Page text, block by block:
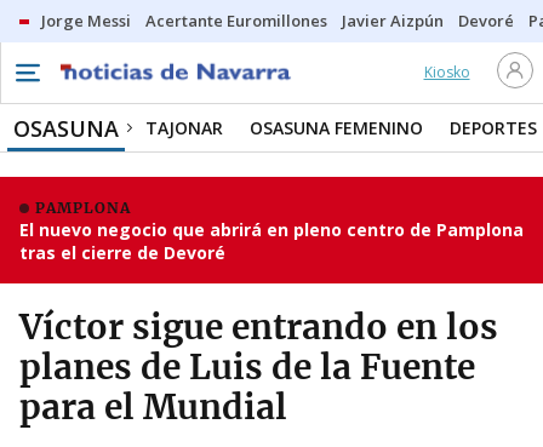
Jorge Messi Acertante Euromillones Javier Aizpún Devoré
Kiosko
OSASUNA TAJONAR OSASUNA FEMENINO DEPORTES
PAMPLONA
El nuevo negocio que abrirá en pleno centro de Pamplona
tras el cierre de Devoré
Víctor sigue entrando en los
planes de Luis de la Fuente
para el Mundial